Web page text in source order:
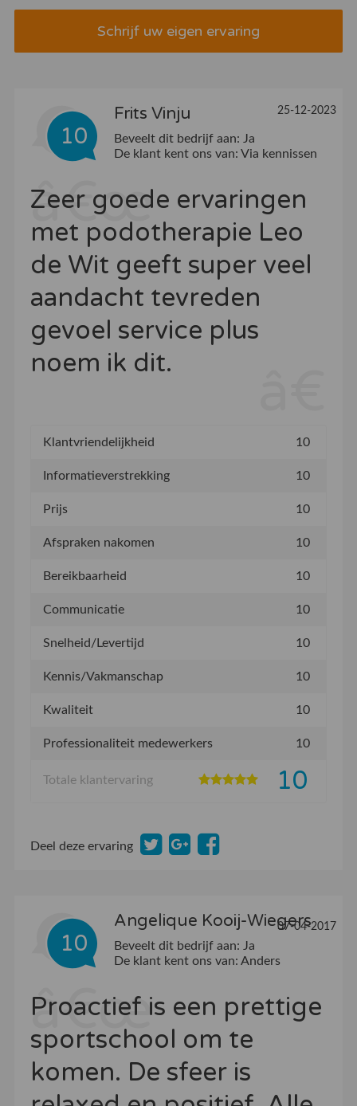
Schrijf uw eigen ervaring
10
Frits Vinju 25-12-2023
Beveelt dit bedrijf aan: Ja
De klant kent ons van: Via kennissen
Zeer goede ervaringen
met podotherapie Leo
de Wit geeft super veel
aandacht tevreden
gevoel service plus
noem ik dit.
Klantvriendelijkheid 10
Informatieverstrekking 10
Prijs 10
Afspraken nakomen 10
Bereikbaarheid 10
Communicatie 10
Snelheid/Levertijd 10
Kennis/Vakmanschap 10
Kwaliteit 10
Professionaliteit medewerkers 10
Totale klantervaring 10
Deel deze ervaring
10
Angelique Kooij-Wiegers
07-04-2017
Beveelt dit bedrijf aan: Ja
De klant kent ons van: Anders
Proactief is een prettige
sportschool om te
komen. De sfeer is